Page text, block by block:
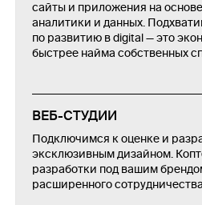
сайты и приложения на
аналитики и данных.
по развитию в digital — это
быстрее найма собственных
ВЕБ-СТУДИИ
Подключимся к оценке и
эксклюзивным дизайном.
разработки под вашим
расширенного